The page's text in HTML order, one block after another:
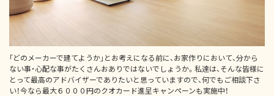
｢どのメーカーで建てようか｣とお考えになる前に、お家作りにおいて、分から
ない事・心配な事がたくさんおありではないでしょうか。私達は、そんな皆様に
とって最高のアドバイザーでありたいと思っていますので、何でもご相談下さ
い！今なら最大６０００円のクオカード進呈キャンペーンも実施中！